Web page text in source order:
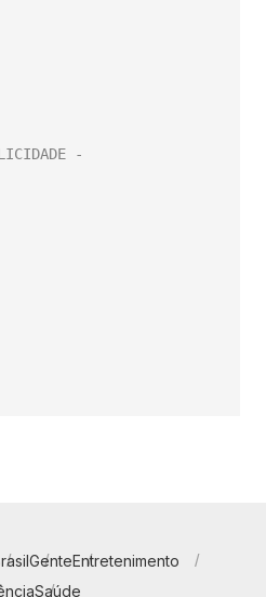
GenteEntretenimento
Saúde